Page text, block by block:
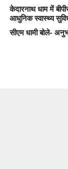
केदारनाथ धाम में
आधुनिक स्वास्थ्य
सीएम धामी बोले-